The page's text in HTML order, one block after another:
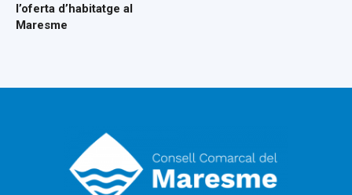
l’oferta d’habitatge al
Maresme